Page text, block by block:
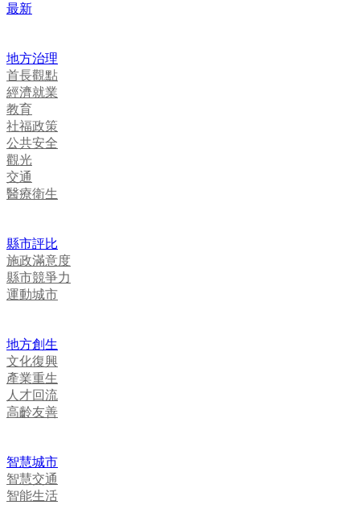
最新
地方治理
首長觀點
經濟就業
教育
社福政策
公共安全
觀光
交通
醫療衛生
縣市評比
施政滿意度
縣市競爭力
運動城市
地方創生
文化復興
產業重生
人才回流
高齡友善
智慧城市
智慧交通
智能生活